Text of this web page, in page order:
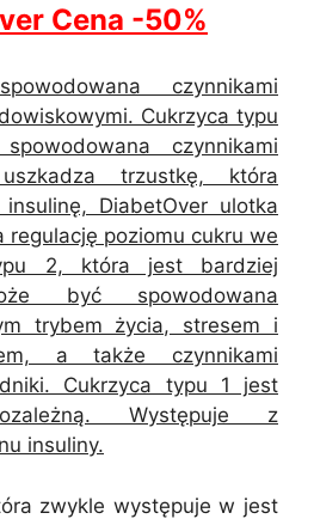
Cena -50%
czynnikami
Cukrzyca typu
czynnikami
trzustkę, która
DiabetOver ulotka
regulację poziomu cukru we
2, która jest bardziej
być spowodowana
trybem życia, stresem i
a także czynnikami
Cukrzyca typu 1 jest
Występuje z
insuliny.
zwykle występuje w jest